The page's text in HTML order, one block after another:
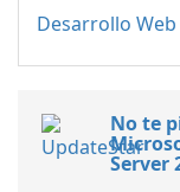
Desarrollo Web
No te
Server